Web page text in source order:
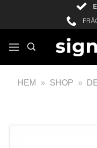
HEM » SHOP »